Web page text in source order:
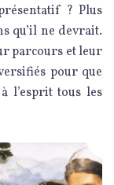
? Plus
qu’il ne devrait.
parcours et leur
pour que
l’esprit tous les